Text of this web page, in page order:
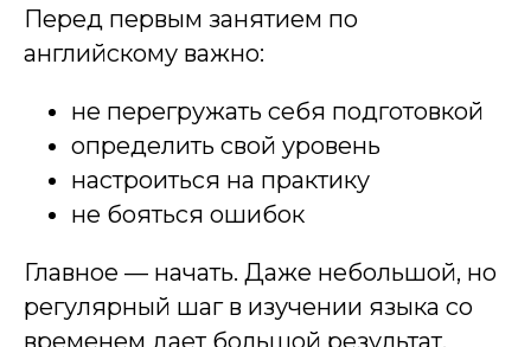
Перед первым занятием по
английскому важно:
не перегружать себя подготовкой
определить свой уровень
настроиться на практику
не бояться ошибок
Главное — начать. Даже небольшой, но
регулярный шаг в изучении языка со
временем дает большой результат.